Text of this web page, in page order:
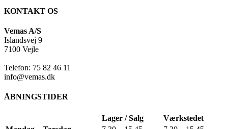
KONTAKT OS
Vemas A/S
Islandsvej 9
7100 Vejle
Telefon: 75 82 46 11
info@vemas.dk
ÅBNINGSTIDER
Lager / Salg
Værkstedet